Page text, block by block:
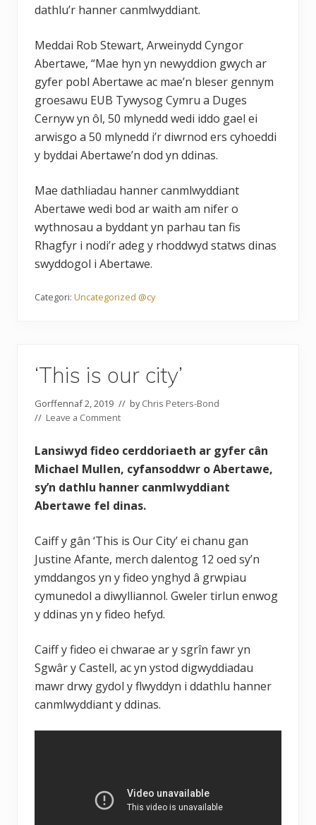
dathlu’r hanner canmlwyddiant.
Meddai Rob Stewart, Arweinydd Cyngor
Abertawe, “Mae hyn yn newyddion gwych ar
gyfer pobl Abertawe ac mae’n bleser gennym
groesawu EUB Tywysog Cymru a Duges
Cernyw yn ôl, 50 mlynedd wedi iddo gael ei
arwisgo a 50 mlynedd i’r diwrnod ers cyhoeddi
y byddai Abertawe’n dod yn ddinas.
Mae dathliadau hanner canmlwyddiant
Abertawe wedi bod ar waith am nifer o
wythnosau a byddant yn parhau tan fis
Rhagfyr i nodi’r adeg y rhoddwyd statws dinas
swyddogol i Abertawe.
Categori: Uncategorized @cy
‘This is our city’
Gorffennaf 2, 2019 // byChris Peters-Bond
// Leave a Comment
Lansiwyd fideo cerddoriaeth ar gyfer cân
Michael Mullen, cyfansoddwr o Abertawe,
sy’n dathlu hanner canmlwyddiant
Abertawe fel dinas.
Caiff y gân ‘This is Our City’ ei chanu gan
Justine Afante, merch dalentog 12 oed sy’n
ymddangos yn y fideo ynghyd â grwpiau
cymunedol a diwylliannol. Gweler tirlun enwog
y ddinas yn y fideo hefyd.
Caiff y fideo ei chwarae ar y sgrîn fawr yn
Sgwâr y Castell, ac yn ystod digwyddiadau
mawr drwy gydol y flwyddyn i ddathlu hanner
canmlwyddiant y ddinas.